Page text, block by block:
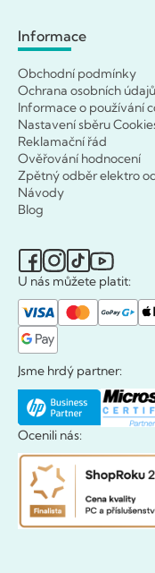
Informace
Obchodní podmínky
Ochrana osobních údajů
Informace o používání
Nastavení sběru
Reklamační řád
Ověřování hodnocení
Zpětný odběr elektro
Návody
Blog
U nás můžete platit:
Jsme hrdý partner:
Ocenili nás: